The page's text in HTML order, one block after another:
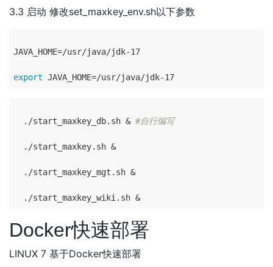
3.3 启动 修改set_maxkey_env.sh以下参数
JAVA_HOME=/usr/java/jdk-17
export
  ./start_maxkey_db.sh &
#自行编写
  ./start_maxkey.sh &
  ./start_maxkey_mgt.sh &
Docker快速部署
LINUX 7 基于Docker快速部署